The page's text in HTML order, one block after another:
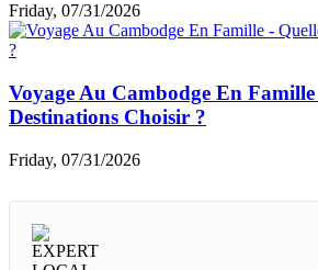
Friday, 07/31/2026
Voyage Au Cambodge En Famille
Destinations Choisir ?
Friday, 07/31/2026